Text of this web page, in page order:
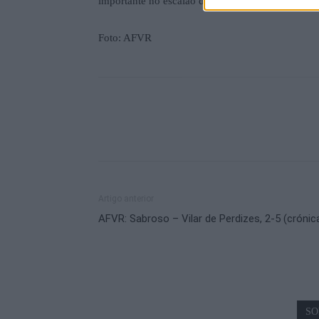
Foto: AFVR
AFVR: Sabroso – Vilar de Perdizes, 2-5